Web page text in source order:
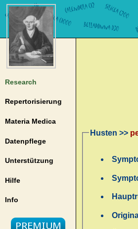
Research
Repertorisierung
Materia Medica
Datenpflege
Unterstützung
Hilfe
Info
Husten >>